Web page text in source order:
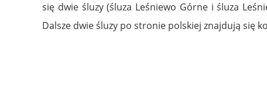
się dwie śluzy (śluza Leśniewo Górne i śluza
Dalsze dwie śluzy po stronie polskiej znajdują się